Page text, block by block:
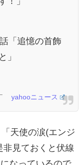
「追憶の首飾
」
yahooニュース
天使の涙(エンジ
非見ておくと伏線